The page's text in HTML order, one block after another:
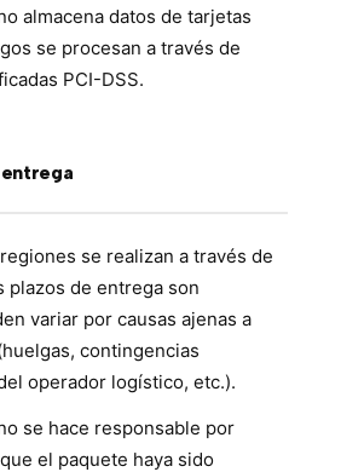
almacena datos de tarjetas
se procesan a través de
PCI-DSS.
se realizan a través de
plazos de entrega son
variar por causas ajenas a
contingencias
operador logístico, etc.).
se hace responsable por
el paquete haya sido